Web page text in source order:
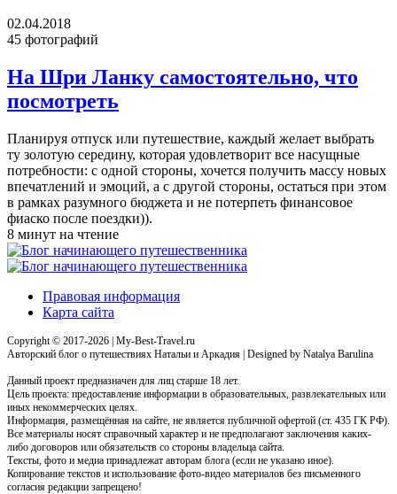
02.04.2018
45 фотографий
На Шри Ланку самостоятельно, что
посмотреть
Планируя отпуск или путешествие, каждый желает выбрать
ту золотую середину, которая удовлетворит все насущные
потребности: с одной стороны, хочется получить массу новых
впечатлений и эмоций, а с другой стороны, остаться при этом
в рамках разумного бюджета и не потерпеть финансовое
фиаско после поездки)).
8 минут на чтение
Правовая информация
Карта сайта
Copyright © 2017-2026 | My-Best-Travel.ru
Авторский блог о путешествиях Натальи и Аркадия | Designed by Natalya Barulina
Данный проект предназначен для лиц старше 18 лет.
Цель проекта: предоставление информации в образовательных, развлекательных или
иных некоммерческих целях.
Информация, размещённая на сайте, не является публичной офертой (ст. 435 ГК РФ).
Все материалы носят справочный характер и не предполагают заключения каких-
либо договоров или обязательств со стороны владельца сайта.
Тексты, фото и медиа принадлежат авторам блога (если не указано иное).
Копирование текстов и использование фото-видео материалов без письменного
согласия редакции запрещено!